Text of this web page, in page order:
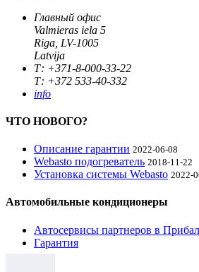
Главный офис
Valmieras iela 5
Riga, LV-1005
Latvija
Т: +371-8-000-33-22
Т: +372 533-40-332
info
ЧТО НОВОГО?
Описание гарантии 2022-06-08
Webasto подогреватель 2018-11-22
Установка системы Webasto 2022-
Автомобильные кондиционеры
Автосервисы партнеров в
Гарантия